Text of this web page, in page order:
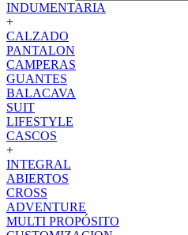
INDUMENTARIA
+
CALZADO
PANTALON
CAMPERAS
GUANTES
BALACAVA
SUIT
LIFESTYLE
CASCOS
+
INTEGRAL
ABIERTOS
CROSS
ADVENTURE
MULTI PROPÓSITO